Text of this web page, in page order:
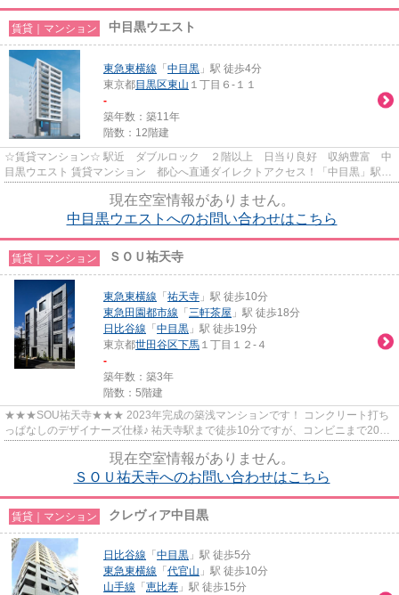
賃貸｜マンション 中目黒ウエスト
東急東横線 「 中目黒 」駅 徒歩4分
東京都目黒区東山 １丁目６-１１
-
築年数：築11年
階数：12階建
☆賃貸マンション☆ 駅近 ダブルロック ２階以上 日当り良好 収納豊富 中
目黒ウエスト 賃貸マンション 都心へ直通ダイレクトアクセス！「中目黒」駅よ
現在空室情報がありません。
中目黒ウエストへのお問い合わせはこちら
賃貸｜マンション ＳＯＵ祐天寺
東急東横線 「 祐天寺 」駅 徒歩10分
東急田園都市線 「 三軒茶屋 」駅 徒歩18分
日比谷線 「 中目黒 」駅 徒歩19分
東京都世田谷区下馬 １丁目１２-４
-
築年数：築3年
階数：5階建
★★★SOU祐天寺★★★ 2023年完成の築浅マンションです！ コンクリート打ち
っぱなしのデザイナーズ仕様♪ 祐天寺駅まで徒歩10分ですが、コンビニまで20
現在空室情報がありません。
ＳＯＵ祐天寺へのお問い合わせはこちら
賃貸｜マンション クレヴィア中目黒
日比谷線 「 中目黒 」駅 徒歩5分
東急東横線 「 代官山 」駅 徒歩10分
山手線 「 恵比寿 」駅 徒歩15分